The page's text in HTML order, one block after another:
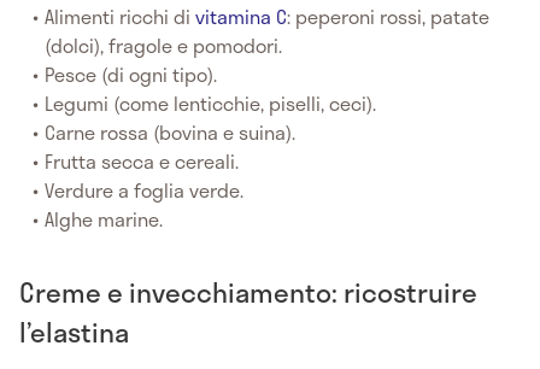
Alimenti ricchi divitamina C: peperoni rossi, patate
(dolci), fragole e pomodori.
Pesce (di ogni tipo).
Legumi (come lenticchie, piselli, ceci).
Carne rossa (bovina e suina).
Frutta secca e cereali.
Verdure a foglia verde.
Alghe marine.
Creme e invecchiamento: ricostruire
l’elastina